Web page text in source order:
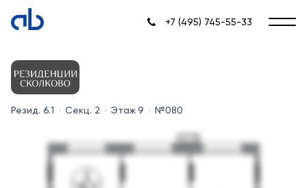
+7 (495) 745-55-33
Резид. 6.1 Секц. 2 Этаж 9 №080